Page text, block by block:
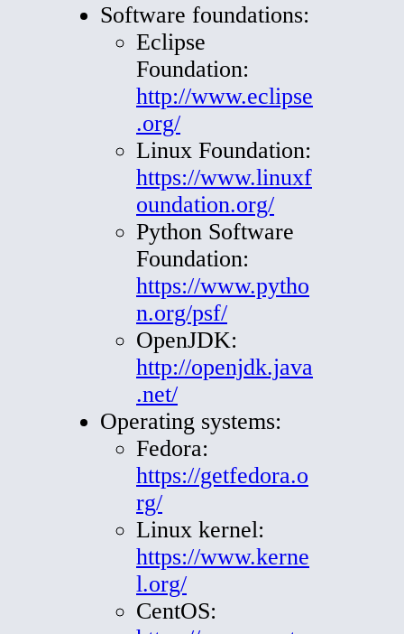
Software foundations:
Eclipse
Foundation:
http://www.eclipse
.org/
Linux Foundation:
https://www.linuxf
oundation.org/
Python Software
Foundation:
https://www.pytho
n.org/psf/
OpenJDK:
http://openjdk.java
.net/
Operating systems:
Fedora:
https://getfedora.o
rg/
Linux kernel:
https://www.kerne
l.org/
CentOS: